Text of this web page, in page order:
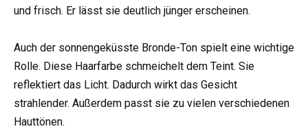
und frisch. Er lässt sie deutlich jünger erscheinen.
Auch der sonnengeküsste Bronde-Ton spielt eine wichtige
Rolle. Diese Haarfarbe schmeichelt dem Teint. Sie
reflektiert das Licht. Dadurch wirkt das Gesicht
strahlender. Außerdem passt sie zu vielen verschiedenen
Hauttönen.